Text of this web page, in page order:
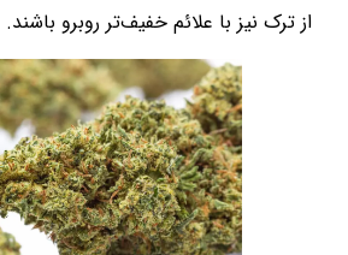
از ترک نیز با علائم خفیف‌تر روبرو باشند.